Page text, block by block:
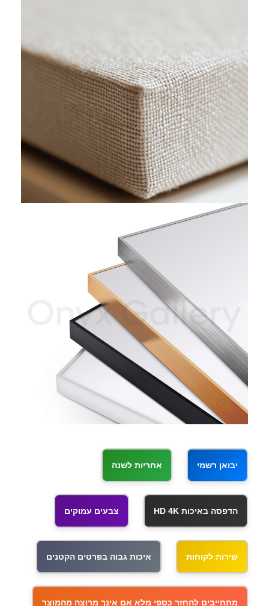
יבואן רשמי אחריות לשנה
הדפסה באיכות HD 4K צבעים עמוקים
שירות לקוחות איכות גבוה בפרטים הקטנים
מתחייבים להחזר כספי מלא אם אינך מרוצה מהמוצר